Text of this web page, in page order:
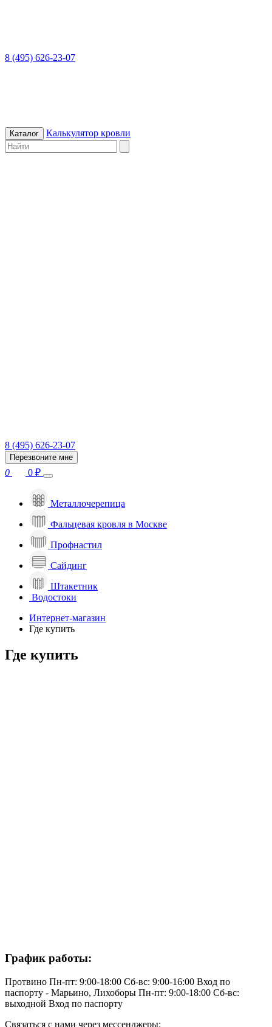
8 (495) 626-23-07
Каталог Калькулятор кровли
8 (495) 626-23-07
Перезвоните мне
0 0 ₽
Металлочерепица
Фальцевая кровля в Москве
Профнастил
Сайдинг
Штакетник
Водостоки
Интернет-магазин
Где купить
Где купить
График работы:
Протвино Пн-пт: 9:00-18:00 Сб-вс: 9:00-16:00 Вход по
паспорту - Марьино, Лихоборы Пн-пт: 9:00-18:00 Сб-вс:
выходной Вход по паспорту
Связаться с нами через мессенджеры: